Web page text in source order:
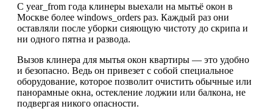
С year_from года клинеры выехали на мытьё окон в
Москве более windows_orders раз. Каждый раз они
оставляли после уборки сияющую чистоту до скрипа и
ни одного пятна и развода.
Вызов клинера для мытья окон квартиры — это удобно
и безопасно. Ведь он привезет с собой специальное
оборудование, которое позволит очистить обычные или
панорамные окна, остекление лоджии или балкона, не
подвергая никого опасности.